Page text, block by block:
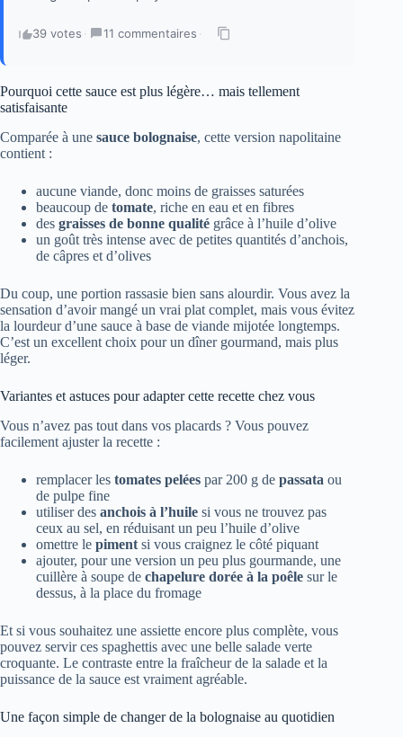
39 votes · 11 commentaires ·
Pourquoi cette sauce est plus légère… mais tellement
satisfaisante
Comparée à une sauce bolognaise, cette version napolitaine
contient :
aucune viande, donc moins de graisses saturées
beaucoup de tomate, riche en eau et en fibres
des graisses de bonne qualité grâce à l’huile d’olive
un goût très intense avec de petites quantités d’anchois,
de câpres et d’olives
Du coup, une portion rassasie bien sans alourdir. Vous avez la
sensation d’avoir mangé un vrai plat complet, mais vous évitez
la lourdeur d’une sauce à base de viande mijotée longtemps.
C’est un excellent choix pour un dîner gourmand, mais plus
léger.
Variantes et astuces pour adapter cette recette chez vous
Vous n’avez pas tout dans vos placards ? Vous pouvez
facilement ajuster la recette :
remplacer les tomates pelées par 200 g de passata ou
de pulpe fine
utiliser des anchois à l’huile si vous ne trouvez pas
ceux au sel, en réduisant un peu l’huile d’olive
omettre le piment si vous craignez le côté piquant
ajouter, pour une version un peu plus gourmande, une
cuillère à soupe de chapelure dorée à la poêle sur le
dessus, à la place du fromage
Et si vous souhaitez une assiette encore plus complète, vous
pouvez servir ces spaghettis avec une belle salade verte
croquante. Le contraste entre la fraîcheur de la salade et la
puissance de la sauce est vraiment agréable.
Une façon simple de changer de la bolognaise au quotidien